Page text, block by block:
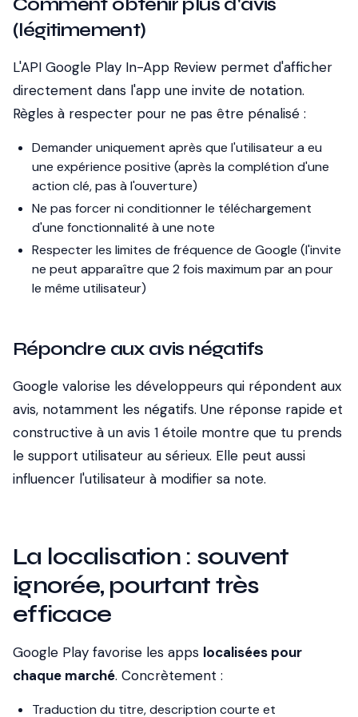
(légitimement)
L'API Google Play In-App Review permet d'afficher
directement dans l'app une invite de notation.
Règles à respecter pour ne pas être pénalisé :
Demander uniquement après que l'utilisateur a eu
une expérience positive (après la complétion d'une
action clé, pas à l'ouverture)
Ne pas forcer ni conditionner le téléchargement
d'une fonctionnalité à une note
Respecter les limites de fréquence de Google (l'invite
ne peut apparaître que 2 fois maximum par an pour
le même utilisateur)
Répondre aux avis négatifs
Google valorise les développeurs qui répondent aux
avis, notamment les négatifs. Une réponse rapide et
constructive à un avis 1 étoile montre que tu prends
le support utilisateur au sérieux. Elle peut aussi
influencer l'utilisateur à modifier sa note.
La localisation : souvent
ignorée, pourtant très
efficace
Google Play favorise les apps localisées pour
chaque marché. Concrètement :
Traduction du titre, description courte et